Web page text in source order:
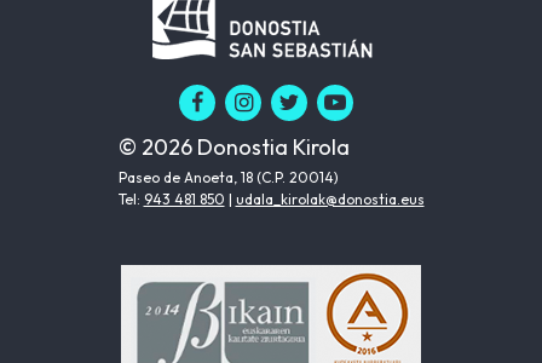
© 2026 Donostia Kirola
Paseo de Anoeta, 18 (C.P. 20014)
Tel: 943 481 850 | udala_kirolak@donostia.eus